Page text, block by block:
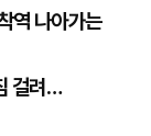
역 나아가는
걸려…